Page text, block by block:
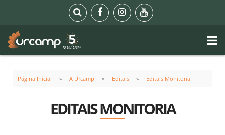
Página Inicial A Urcamp Editais Editais Monitoria
EDITAIS MONITORIA